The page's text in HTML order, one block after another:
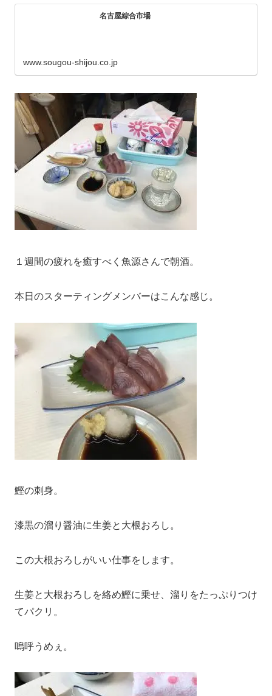
名古屋綜合市場
www.sougou-shijou.co.jp
１週間の疲れを癒すべく魚源さんで朝酒。
本日のスターティングメンバーはこんな感じ。
鰹の刺身。
漆黒の溜り醤油に生姜と大根おろし。
この大根おろしがいい仕事をします。
生姜と大根おろしを絡め鰹に乗せ、溜りをたっぷりつけ
てパクリ。
嗚呼うめぇ。